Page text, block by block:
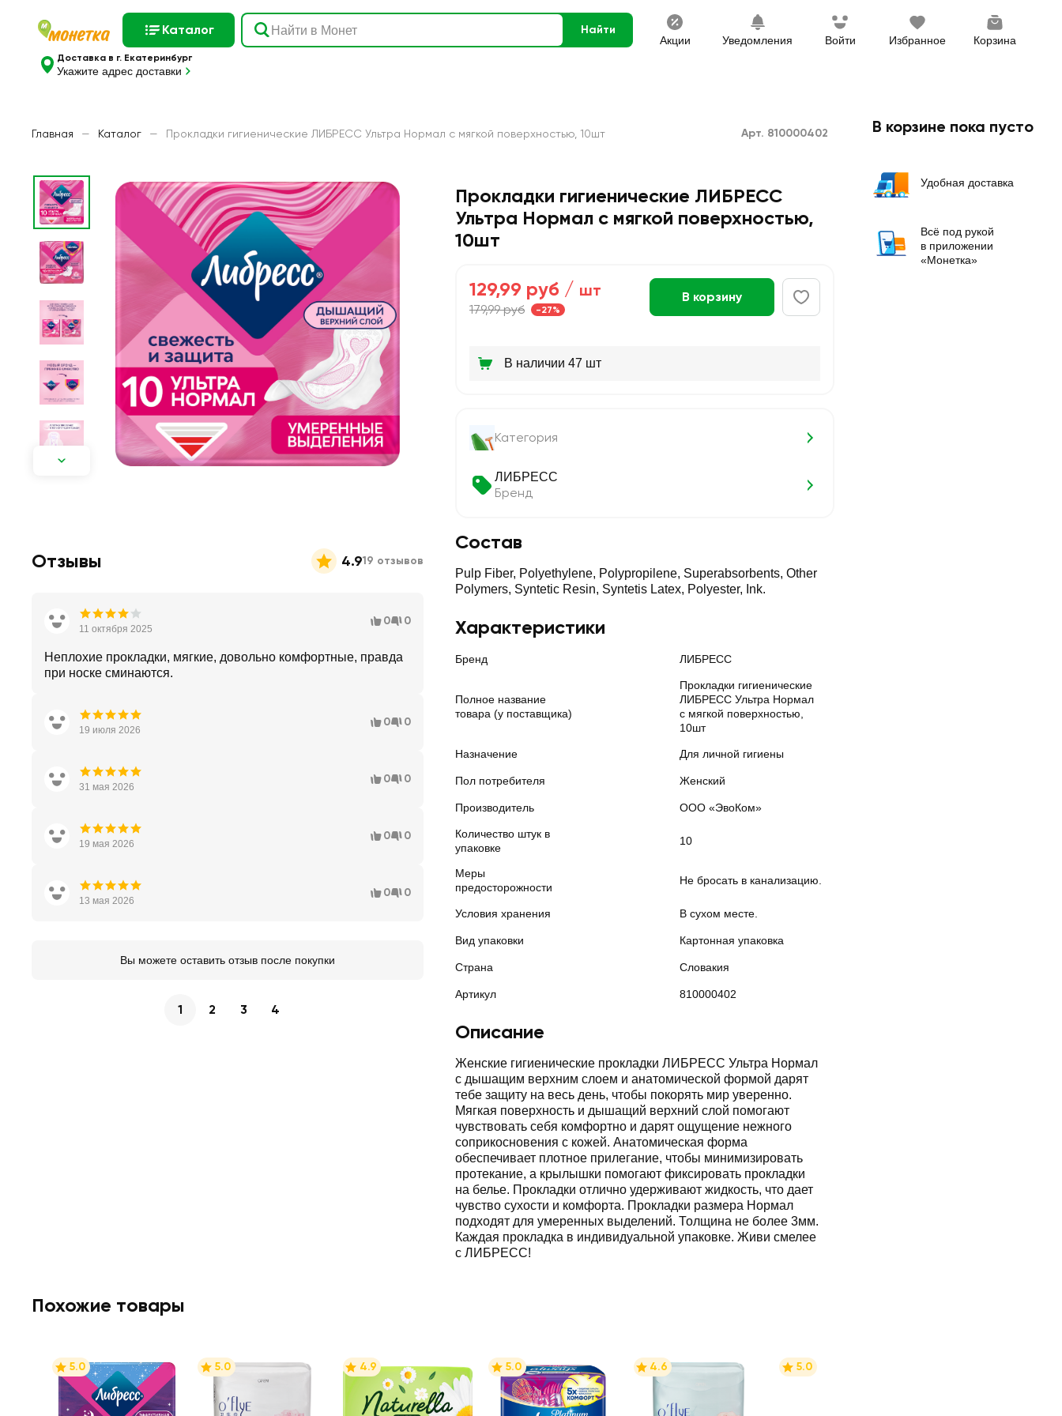
Каталог Найти
Акции Уведомления Войти Избранное Корзина
Доставка в г. Екатеринбург
Укажите адрес доставки
Главная — Каталог — Прокладки гигиенические ЛИБРЕСС Ультра Нормал с мягкой поверхностью, 10шт Арт. 810000402
Прокладки гигиенические ЛИБРЕСС
Ультра Нормал с мягкой поверхностью,
10шт
129,99 руб / шт
179,99 руб -27%
В корзину
В наличии 47 шт
Категория
ЛИБРЕСС
Бренд
Состав
Pulp Fiber, Polyethylene, Polypropilene, Superabsorbents, Other
Polymers, Syntetic Resin, Syntetis Latex, Polyester, Ink.
Характеристики
Бренд ЛИБРЕСС
Полное название
товара (у поставщика)
Прокладки гигиенические
ЛИБРЕСС Ультра Нормал
с мягкой поверхностью,
10шт
Назначение Для личной гигиены
Пол потребителя Женский
Производитель ООО «ЭвоКом»
Количество штук в
упаковке
10
Меры
предосторожности
Не бросать в канализацию.
Условия хранения В сухом месте.
Вид упаковки Картонная упаковка
Страна Словакия
Артикул 810000402
Описание
Женские гигиенические прокладки ЛИБРЕСС Ультра Нормал
с дышащим верхним слоем и анатомической формой дарят
тебе защиту на весь день, чтобы покорять мир уверенно.
Мягкая поверхность и дышащий верхний слой помогают
чувствовать себя комфортно и дарят ощущение нежного
соприкосновения с кожей. Анатомическая форма
обеспечивает плотное прилегание, чтобы минимизировать
протекание, а крылышки помогают фиксировать прокладки
на белье. Прокладки отлично удерживают жидкость, что дает
чувство сухости и комфорта. Прокладки размера Нормал
подходят для умеренных выделений. Толщина не более 3мм.
Каждая прокладка в индивидуальной упаковке. Живи смелее
с ЛИБРЕСС!
Отзывы 4.919 отзывов
11 октября 2025
0 0
Неплохие прокладки, мягкие, довольно комфортные, правда
при носке сминаются.
19 июля 2026
0 0
31 мая 2026
0 0
19 мая 2026
0 0
13 мая 2026
0 0
Вы можете оставить отзыв после покупки
1 2 3 4
Похожие товары
5.0 5.0 4.9 5.0 4.6 5.0
В корзине пока пусто
Удобная доставка
Всё под рукой
в приложении
«Монетка»